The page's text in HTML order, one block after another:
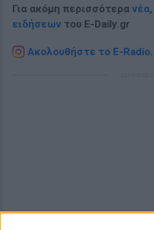
Για ακόμη περισσότερα νέα
ειδήσεων του E-Daily.gr
Ακολουθήστε το E-